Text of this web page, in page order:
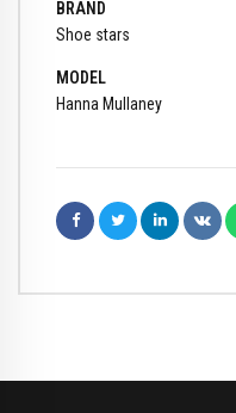
BRAND
Shoe stars
MODEL
Hanna Mullaney